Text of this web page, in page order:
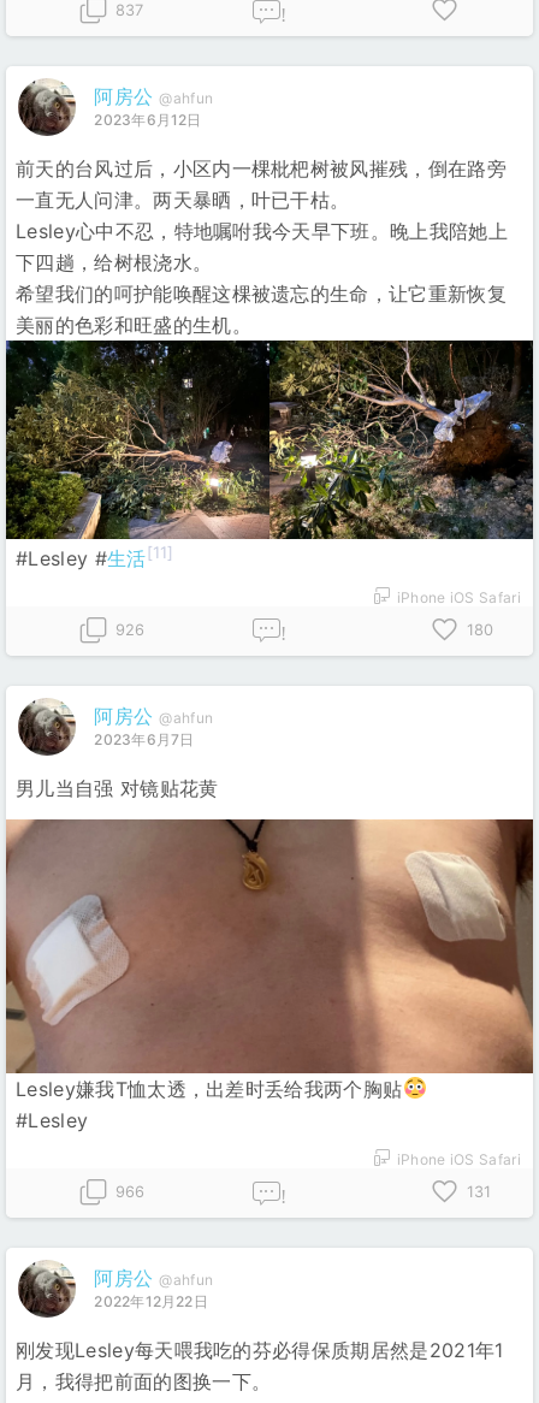
837 !
阿房公 @ahfun
2023年6月12日
前天的台风过后，小区内一棵枇杷树被风摧残，倒在路旁
一直无人问津。两天暴晒，叶已干枯。
Lesley心中不忍，特地嘱咐我今天早下班。晚上我陪她上
下四趟，给树根浇水。
希望我们的呵护能唤醒这棵被遗忘的生命，让它重新恢复
美丽的色彩和旺盛的生机。
#Lesley #生活[11]
iPhone iOS Safari
926
! 180
阿房公 @ahfun
2023年6月7日
男儿当自强 对镜贴花黄
Lesley嫌我T恤太透，出差时丢给我两个胸贴
#Lesley
iPhone iOS Safari
966
! 131
阿房公 @ahfun
2022年12月22日
刚发现Lesley每天喂我吃的芬必得保质期居然是2021年1
月，我得把前面的图换一下。